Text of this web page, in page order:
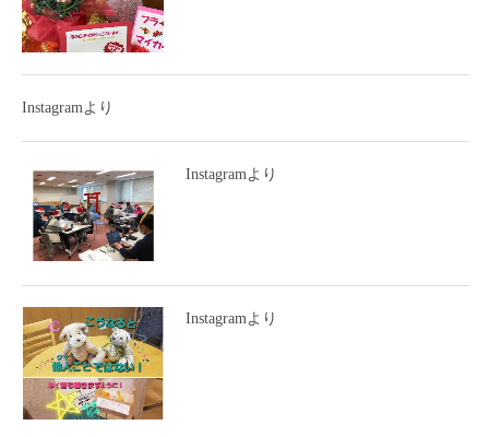
Instagramより
Instagramより
Instagramより